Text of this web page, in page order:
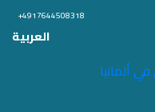
+4917644508318
العربية